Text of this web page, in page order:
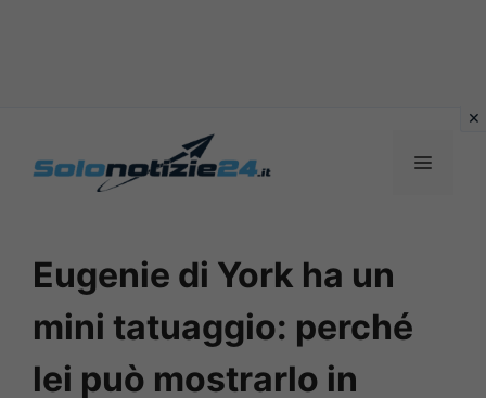
MENU
Eugenie di York ha un
mini tatuaggio: perché
lei può mostrarlo in